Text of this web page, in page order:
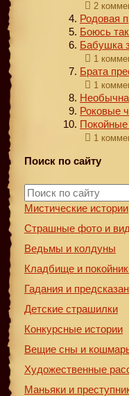
2
Родовая
Боюсь
Бабушка
1
Брата
1
Роковые
1
Поиск по сайту
Мистические истории
Страшные фото и
Ведьмы и колдуны
Кладбище и
Гадания и
Детские страшилки
Конкурсные истории
Вещие сны и
Художественные
Маньяки и